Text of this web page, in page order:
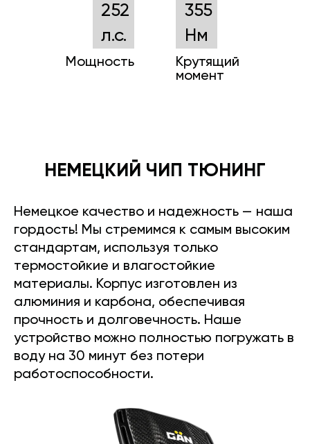
252
л.с.
Мощность
355
Нм
Крутящий
момент
НЕМЕЦКИЙ ЧИП ТЮНИНГ
Немецкое качество и надежность — наша
гордость! Мы стремимся к самым высоким
стандартам, используя только
термостойкие и влагостойкие
материалы. Корпус изготовлен из
алюминия и карбона, обеспечивая
прочность и долговечность. Наше
устройство можно полностью погружать в
воду на 30 минут без потери
работоспособности.